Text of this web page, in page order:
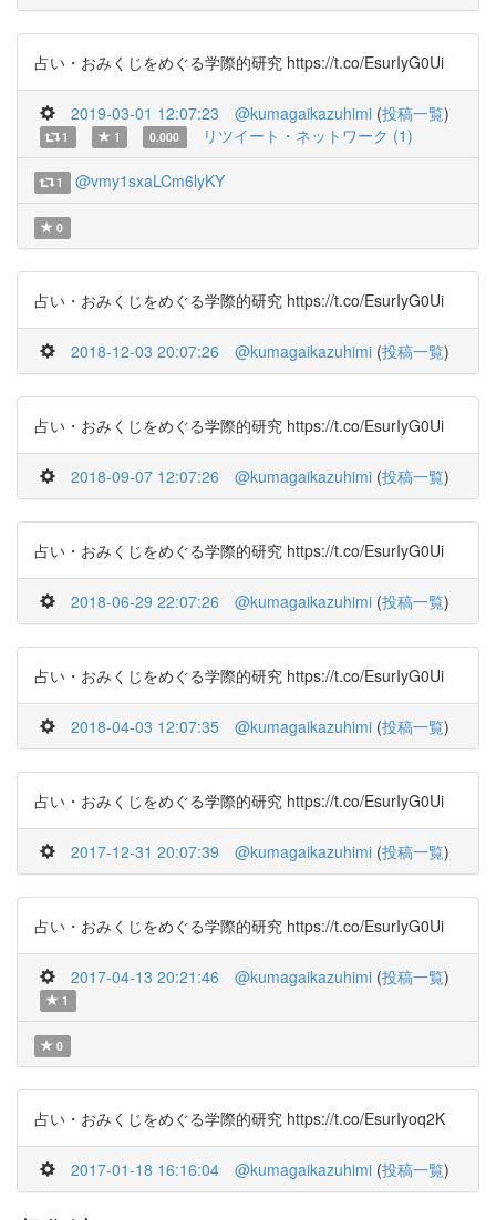
占い・おみくじをめぐる学際的研究 https://t.co/EsurIyG0Ui
2019-03-01 12:07:23 @kumagaikazuhimi (投稿一覧)
1 1 0.000 リツイート・ネットワーク (1)
1 @vmy1sxaLCm6lyKY
0
占い・おみくじをめぐる学際的研究 https://t.co/EsurIyG0Ui
2018-12-03 20:07:26 @kumagaikazuhimi (投稿一覧)
占い・おみくじをめぐる学際的研究 https://t.co/EsurIyG0Ui
2018-09-07 12:07:26 @kumagaikazuhimi (投稿一覧)
占い・おみくじをめぐる学際的研究 https://t.co/EsurIyG0Ui
2018-06-29 22:07:26 @kumagaikazuhimi (投稿一覧)
占い・おみくじをめぐる学際的研究 https://t.co/EsurIyG0Ui
2018-04-03 12:07:35 @kumagaikazuhimi (投稿一覧)
占い・おみくじをめぐる学際的研究 https://t.co/EsurIyG0Ui
2017-12-31 20:07:39 @kumagaikazuhimi (投稿一覧)
占い・おみくじをめぐる学際的研究 https://t.co/EsurIyG0Ui
2017-04-13 20:21:46 @kumagaikazuhimi (投稿一覧)
1
0
占い・おみくじをめぐる学際的研究 https://t.co/EsurIyoq2K
2017-01-18 16:16:04 @kumagaikazuhimi (投稿一覧)